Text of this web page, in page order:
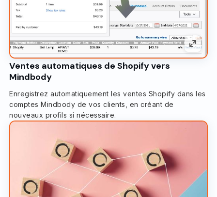
Ventes automatiques de Shopify vers
Mindbody
Enregistrez automatiquement les ventes Shopify dans les
comptes Mindbody de vos clients, en créant de
nouveaux profils si nécessaire.